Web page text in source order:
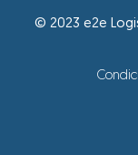
© 2023 e2e